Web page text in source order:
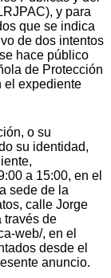
y para
que se indica
de dos intentos
hace público
de Protección
el expediente
o su
su identidad,
a 15:00, en el
sede de la
calle Jorge
través de
web/, en el
desde el
anuncio.